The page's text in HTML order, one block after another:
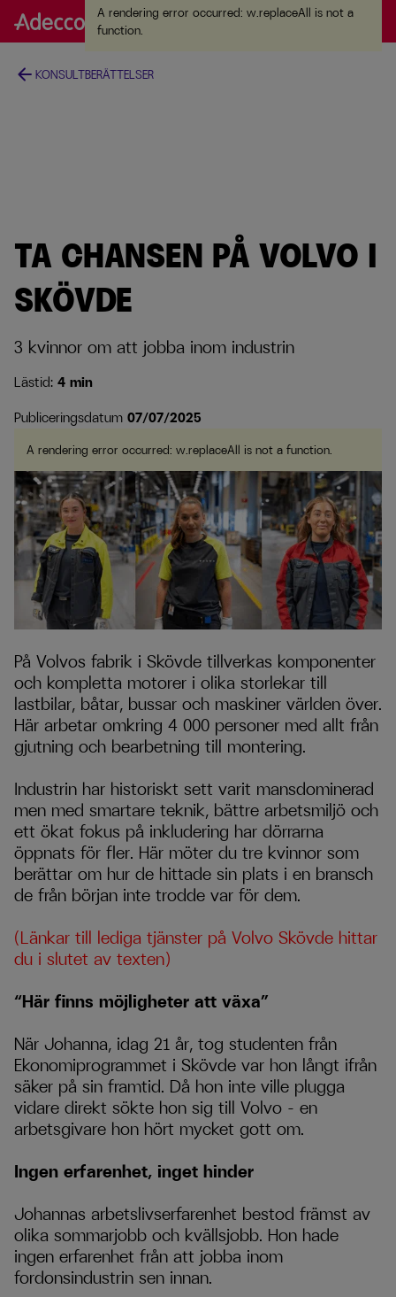
A rendering error occurred:
w.replaceAll is not a
function.
A rendering error occurred: w.replaceAll is not a
function.
arrow_back KONSULTBERÄTTELSER
TA CHANSEN PÅ VOLVO I
SKÖVDE
3 kvinnor om att jobba inom industrin
Lästid: 4 min
Publiceringsdatum 07/07/2025
På Volvos fabrik i Skövde tillverkas komponenter
och kompletta motorer i olika storlekar till
lastbilar, båtar, bussar och maskiner världen över.
Här arbetar omkring 4 000 personer med allt från
gjutning och bearbetning till montering.
Industrin har historiskt sett varit mansdominerad
men med smartare teknik, bättre arbetsmiljö och
ett ökat fokus på inkludering har dörrarna
öppnats för fler. Här möter du tre kvinnor som
berättar om hur de hittade sin plats i en bransch
de från början inte trodde var för dem.
(Länkar till lediga tjänster på Volvo Skövde hittar
du i slutet av texten)
“Här finns möjligheter att växa”
När Johanna, idag 21 år, tog studenten från
Ekonomiprogrammet i Skövde var hon långt ifrån
säker på sin framtid. Då hon inte ville plugga
vidare direkt sökte hon sig till Volvo – en
arbetsgivare hon hört mycket gott om.
Ingen erfarenhet, inget hinder
Johannas arbetslivserfarenhet bestod främst av
olika sommarjobb och kvällsjobb. Hon hade
ingen erfarenhet från att jobba inom
fordonsindustrin sen innan.
A rendering error occurred: w.replaceAll is not a function.